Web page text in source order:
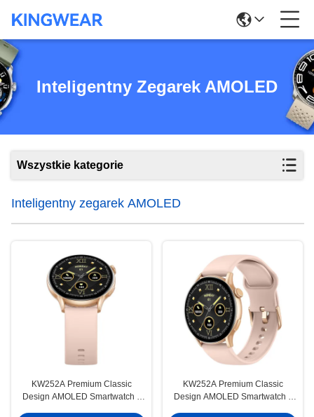
Inteligentny Zegarek AMOLED
Wszystkie kategorie
Inteligentny zegarek AMOLED
KW252A Premium Classic
Design AMOLED Smartwatch z
KW252A Premium Classic
Design AMOLED Smartwatch z